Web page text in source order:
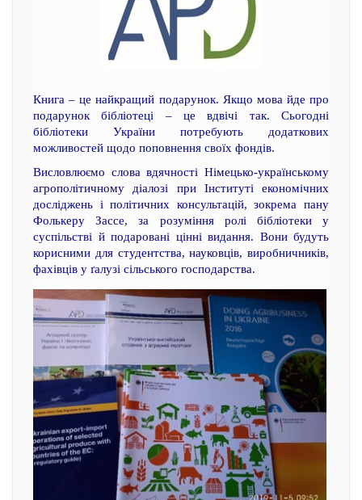
Книга – це найкращий подарунок. Якщо мова йде про
подарунок бібліотеці – це вдвічі так. Сьогодні
бібліотеки України потребують додаткових
можливостей щодо поповнення своїх фондів.
Висловлюємо слова вдячності Німецько-українському
агрополітичному діалозі при Інституті економічних
досліджень і політичних консультацій, зокрема пану
Фолькеру Зассе, за розуміння ролі бібліотеки у
суспільстві й подаровані цінні видання. Вони будуть
корисними для студентства, науковців, виробничників,
фахівців у ґалузі сільського господарства.